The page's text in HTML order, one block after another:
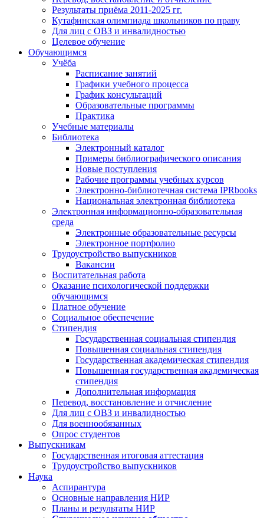
Результаты приёма 2011-2025 гг.
Кутафинская олимпиада школьников по праву
Для лиц с ОВЗ и инвалидностью
Целевое обучение
Обучающимся
Учёба
Расписание занятий
Графики учебного процесса
График консультаций
Образовательные программы
Практика
Учебные материалы
Библиотека
Электронный каталог
Примеры библиографического описания
Новые поступления
Рабочие программы учебных курсов
Электронно-библиотечная система IPRbooks
Национальная электронная библиотека
Электронная информационно-образовательная
среда
Электронные образовательные ресурсы
Электронное портфолио
Трудоустройство выпускников
Вакансии
Воспитательная работа
Оказание психологической поддержки
обучающимся
Платное обучение
Социальное обеспечение
Стипендия
Государственная социальная стипендия
Повышенная социальная стипендия
Государственная академическая стипендия
Повышенная государственная академическая
стипендия
Дополнительная информация
Перевод, восстановление и отчисление
Для лиц с ОВЗ и инвалидностью
Для военнообязанных
Опрос студентов
Выпускникам
Государственная итоговая аттестация
Трудоустройство выпускников
Наука
Аспирантура
Основные направления НИР
Планы и результаты НИР